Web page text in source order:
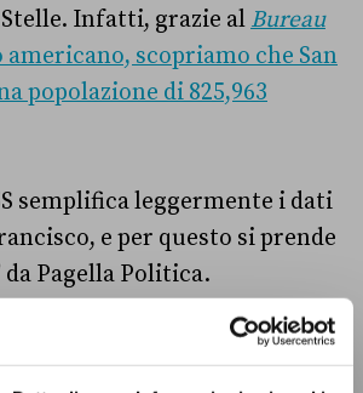
Infatti, grazie al Bureau
scopriamo che San
popolazione di 825,963
semplifica leggermente i dati
e per questo si prende
da Pagella Politica.